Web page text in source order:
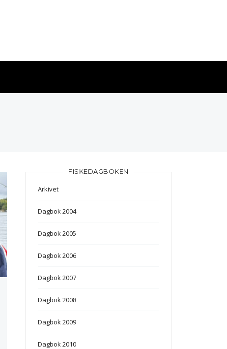
FISKEDAGBOKEN
Arkivet
Dagbok 2004
Dagbok 2005
Dagbok 2006
Dagbok 2007
Dagbok 2008
Dagbok 2009
Dagbok 2010